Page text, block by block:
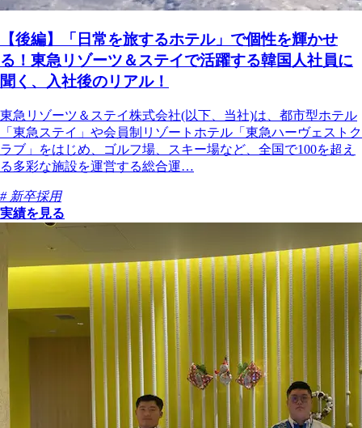
【後編】「日常を旅するホテル」で個性を輝かせ
る！東急リゾーツ＆ステイで活躍する韓国人社員に
聞く、入社後のリアル！
東急リゾーツ＆ステイ株式会社(以下、当社)は、都市型ホテル
「東急ステイ」や会員制リゾートホテル「東急ハーヴェストク
ラブ」をはじめ、ゴルフ場、スキー場など、全国で100を超え
る多彩な施設を運営する総合運…
# 新卒採用
実績を見る